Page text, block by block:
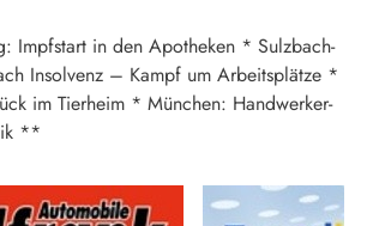
Impfstart in den Apotheken * Sulzbach-
Insolvenz – Kampf um Arbeitsplätze *
im Tierheim * München: Handwerker-
**